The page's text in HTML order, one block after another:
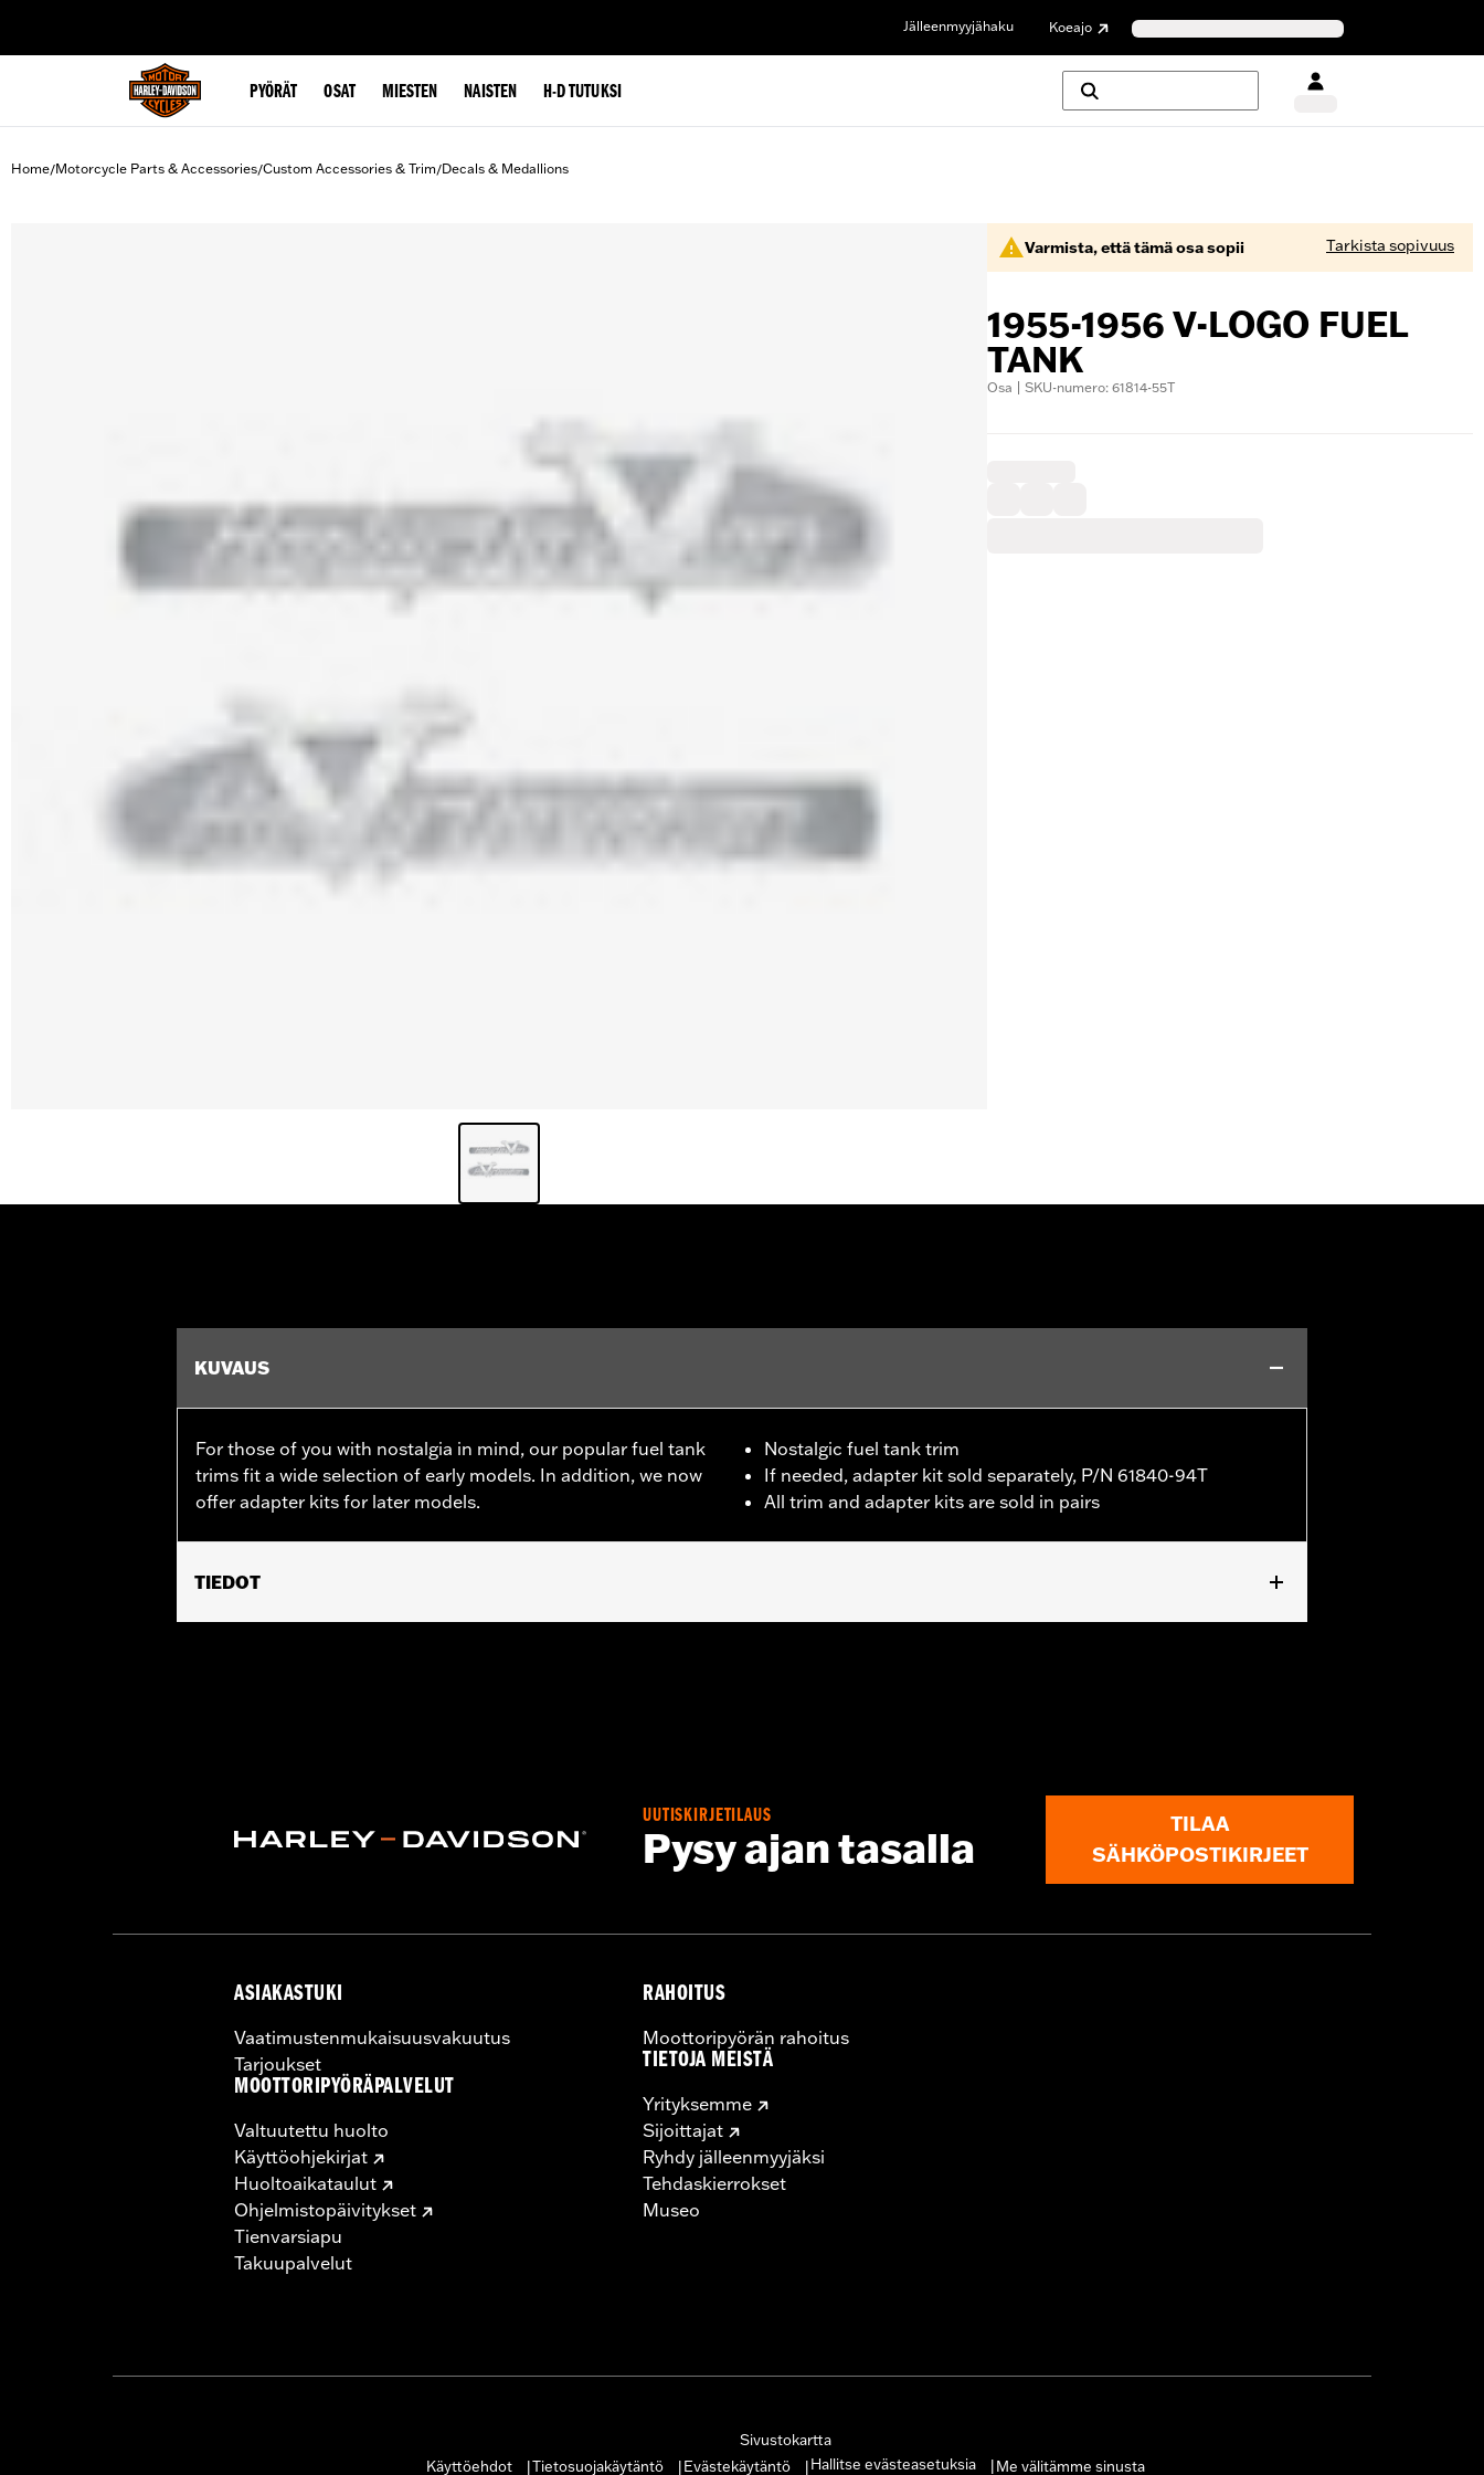
Jälleenmyyjähaku Koeajo
PYÖRÄT OSAT MIESTEN NAISTEN H-D TUTUKSI
Home/Motorcycle Parts & Accessories/Custom Accessories & Trim/Decals & Medallions
Varmista, että tämä osa sopii Tarkista sopivuus
1955-1956 V-LOGO FUEL
TANK
Osa | SKU-numero: 61814-55T
KUVAUS
For those of you with nostalgia in mind, our popular fuel tank
trims fit a wide selection of early models. In addition, we now
offer adapter kits for later models.
Nostalgic fuel tank trim
If needed, adapter kit sold separately, P/N 61840-94T
All trim and adapter kits are sold in pairs
TIEDOT
UUTISKIRJETILAUS
Pysy ajan tasalla
TILAA
SÄHKÖPOSTIKIRJEET
ASIAKASTUKI
Vaatimustenmukaisuusvakuutus
Tarjoukset
MOOTTORIPYÖRÄPALVELUT
Valtuutettu huolto
Käyttöohjekirjat
Huoltoaikataulut
Ohjelmistopäivitykset
Tienvarsiapu
Takuupalvelut
RAHOITUS
Moottoripyörän rahoitus
TIETOJA MEISTÄ
Yrityksemme
Sijoittajat
Ryhdy jälleenmyyjäksi
Tehdaskierrokset
Museo
Sivustokartta
Käyttöehdot
Tietosuojakäytäntö Evästekäytäntö Hallitse evästeasetuksia Me välitämme sinusta